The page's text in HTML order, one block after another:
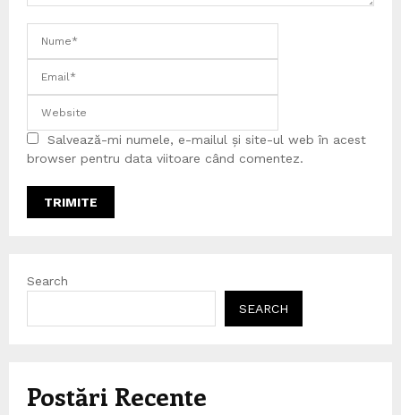
Salvează-mi numele, e-mailul și site-ul web în acest
browser pentru data viitoare când comentez.
Search
SEARCH
Postări Recente